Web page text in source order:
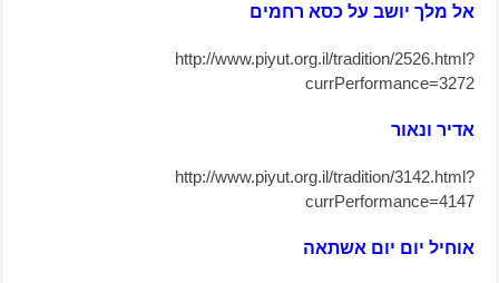
אל מלך יושב על כסא רחמים
http://www.piyut.org.il/tradition/2526.html?
currPerformance=3272
אדיר ונאור
http://www.piyut.org.il/tradition/3142.html?
currPerformance=4147
אוחיל יום יום אשתאה